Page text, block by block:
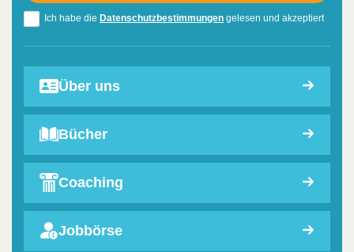
Ich habe die Datenschutzbestimmungen gelesen und akzeptiert
Über uns
Bücher
Coaching
Jobbörse